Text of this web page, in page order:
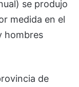
se produjo
medida en el
hombres
de